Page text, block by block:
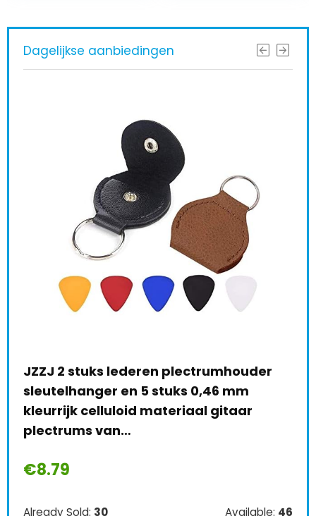
Dagelijkse aanbiedingen
JZZJ 2 stuks lederen plectrumhouder
sleutelhanger en 5 stuks 0,46 mm
kleurrijk celluloid materiaal gitaar
plectrums van…
€8.79
Already Sold: 30 Available: 46